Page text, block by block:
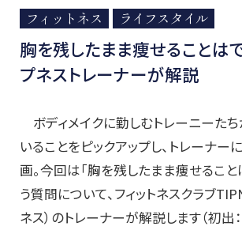
フィットネス ライフスタイル
胸を残したまま痩せることは
プネストレーナーが解説
ボディメイクに勤しむトレーニーた
いることをピックアップし、トレーナー
画。今回は「胸を残したまま痩せること
う質問について、フィットネスクラブ
ネス）のトレーナーが解説します（初出